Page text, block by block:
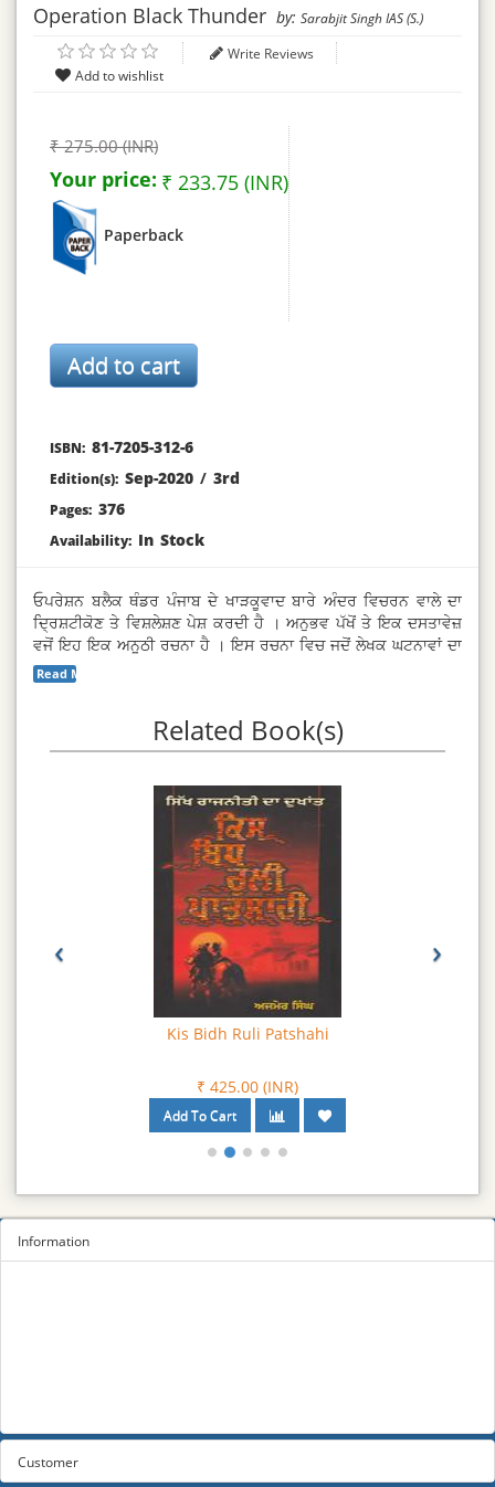
Operation Black Thunder by: Sarabjit Singh IAS (S.)
Write Reviews
₹ 275.00 (INR)
Your price: ₹ 233.75 (INR)
Paperback
ISBN: 81-7205-312-6
Edition(s): Sep-2020 / 3rd
Pages: 376
Availability: In Stock
ਓਪਰੇਸ਼ਨ ਬਲੈਕ ਥੰਡਰ ਪੰਜਾਬ ਦੇ ਖਾੜਕੂਵਾਦ ਬਾਰੇ ਅੰਦਰ ਵਿਚਰਨ ਵਾਲੇ ਦਾ
ਦ੍ਰਿਸ਼ਟੀਕੋਣ ਤੇ ਵਿਸ਼ਲੇਸ਼ਣ ਪੇਸ਼ ਕਰਦੀ ਹੈ । ਅਨੁਭਵ ਪੱਖੋਂ ਤੇ ਇਕ ਦਸਤਾਵੇਜ਼
ਵਜੋਂ ਇਹ ਇਕ ਅਨੂਠੀ ਰਚਨਾ ਹੈ । ਇਸ ਰਚਨਾ ਵਿਚ ਜਦੋਂ ਲੇਖਕ ਘਟਨਾਵਾਂ ਦਾ
ਵਰਣਨ ਕਰਦਾ ਹੈ ਤੇ ਪਰਦੇ ਪਿੱਛੇ ਚੱਲ ਰਹੀਆਂ ਵਿਚਾਰਾਂ, ਤਕਰਾਰਾਂ ਤੇ ਬਹਿਸਾਂ ਦਾ
ਜ਼ਿਕਰ ਕਰਦਾ ਹੈ, ਜਿਨ੍ਹਾਂ ਵਿਚ ਉਹ ਖੁਦ ਵੀ ਧਿਰ ਵਜੋਂ ਸ਼ਾਮਲ ਸੀ ਤਾਂ ਇਸ ‘ਮੈਂ’ ਦੇ
Read More...
Related Book(s)
Kis Bidh Ruli Patshahi
₹ 425.00 (INR)
‹ ›
Information
Customer